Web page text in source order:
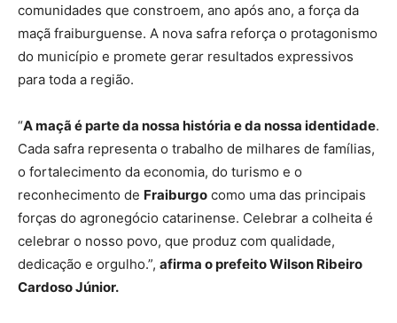
comunidades que constroem, ano após ano, a força da
maçã fraiburguense. A nova safra reforça o protagonismo
do município e promete gerar resultados expressivos
para toda a região.
“A maçã é parte da nossa história e da nossa identidade.
Cada safra representa o trabalho de milhares de famílias,
o fortalecimento da economia, do turismo e o
reconhecimento de Fraiburgo como uma das principais
forças do agronegócio catarinense. Celebrar a colheita é
celebrar o nosso povo, que produz com qualidade,
dedicação e orgulho.”, afirma o prefeito Wilson Ribeiro
Cardoso Júnior.